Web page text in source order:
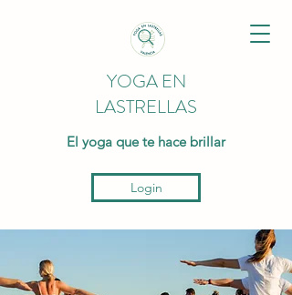
YOGA EN
LASTRELLAS
El yoga que te hace brillar
Login